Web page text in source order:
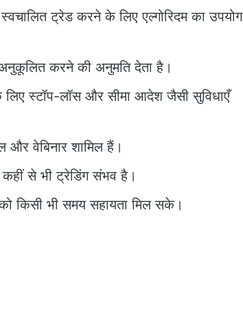
स्वचालित ट्रेड करने के लिए एल्गोरिदम का उपयोग
करने की अनुमति देता है।
लिए स्टॉप-लॉस और सीमा आदेश जैसी सुविधाएँ
और वेबिनार शामिल हैं।
से भी ट्रेडिंग संभव है।
किसी भी समय सहायता मिल सके।